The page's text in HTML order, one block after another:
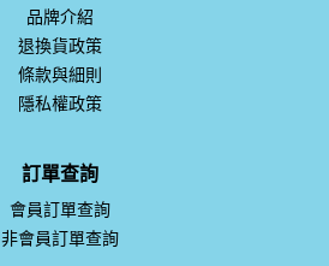
品牌介紹
退換貨政策
條款與細則
隱私權政策
訂單查詢
會員訂單查詢
非會員訂單查詢